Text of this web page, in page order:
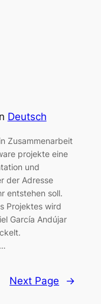
Deutsch
Zusammenarbeit
projekte eine
und
der Adresse
entstehen soll.
Projektes wird
García Andújar
Next Page →